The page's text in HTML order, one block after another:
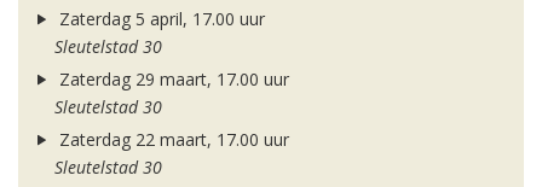
Zaterdag 5 april, 17.00 uur
Sleutelstad 30
Zaterdag 29 maart, 17.00 uur
Sleutelstad 30
Zaterdag 22 maart, 17.00 uur
Sleutelstad 30